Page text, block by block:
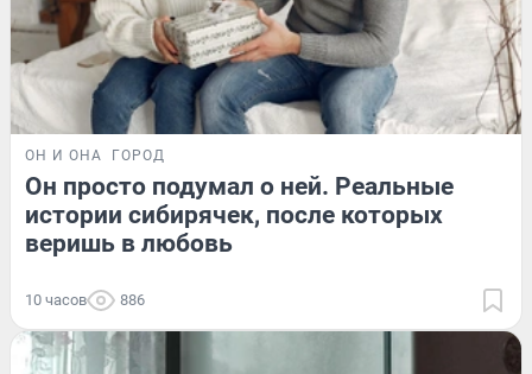
ОН И ОНА ГОРОД
Он просто подумал о ней. Реальные
истории сибирячек, после которых
веришь в любовь
10 часов 886